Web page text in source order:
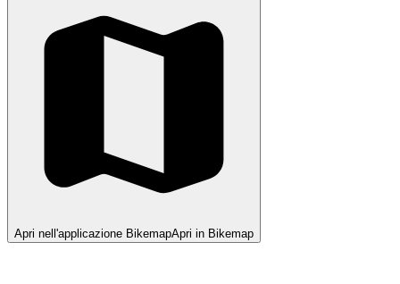
Apri nell'applicazione BikemapApri in Bikemap